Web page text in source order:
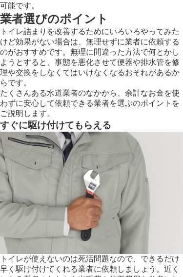
可能です。
業者選びのポイント
トイレ詰まりを改善するためにいろいろやってみた
けど効果がない場合は、無理せずに業者に依頼する
のがおすすめです。無理に間違った方法で何とかし
ようとすると、事態を悪化させて便器や排水管を修
理や交換をしなくてはいけなくなるおそれがあるか
らです。
たくさんある水道業者のなかから、余計なお金を使
わずに安心して依頼できる業者を選ぶのポイントを
ご説明します。
すぐに駆け付けてもらえる
トイレが使えないのは死活問題なので、できるだけ
早く駆け付けてくれる業者に依頼しましょう。近く